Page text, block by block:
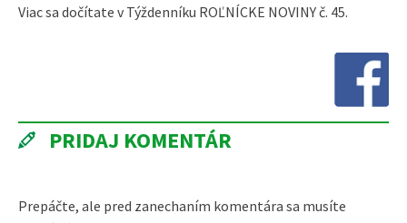
Viac sa dočítate v Týždenníku ROĽNÍCKE NOVINY č. 45.
PRIDAJ KOMENTÁR
Prepáčte, ale pred zanechaním komentára sa musíte